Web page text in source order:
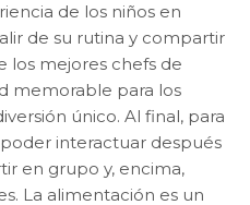
de los niños en
de su rutina y compartir
los mejores chefs de
memorable para los
único. Al final, para
interactuar después
en grupo y, encima,
La alimentación es un